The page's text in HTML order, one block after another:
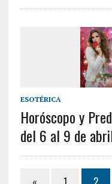
ESOTÉRICA
Horóscopo y
del 6 al 9 de